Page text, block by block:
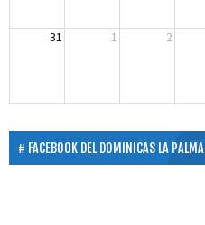
31 1 2
FACEBOOK DEL DOMINICAS LA PALMA